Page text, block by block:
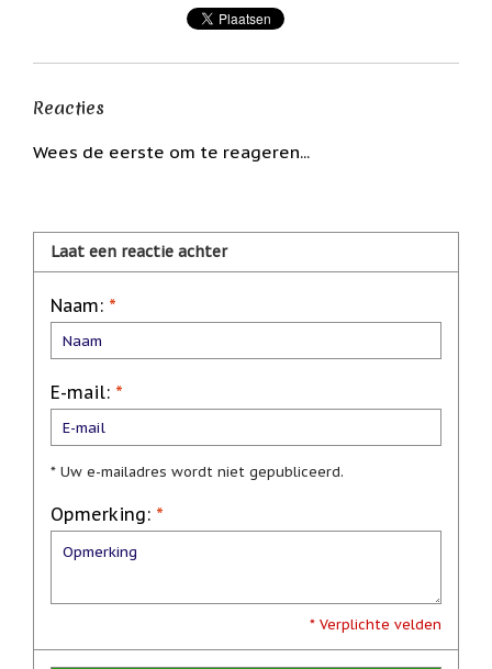
of
wanneer
woorden
De
regenboog
Nieuws
Nieuw:
van
uw
cadeauverpakking
Nieuw:
betalen
Reacties
Wees de eerste om te reageren...
Laat een reactie achter
Naam: *
E-mail: *
* Uw e-mailadres wordt niet gepubliceerd.
Opmerking: *
* Verplichte velden